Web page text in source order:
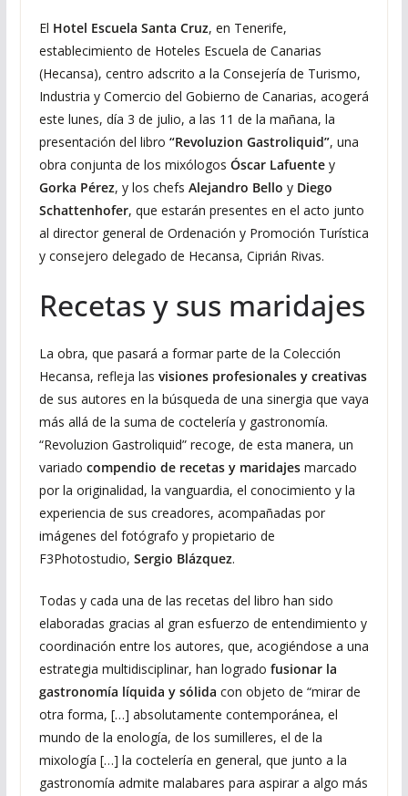
El Hotel Escuela Santa Cruz, en Tenerife,
establecimiento de Hoteles Escuela de Canarias
(Hecansa), centro adscrito a la Consejería de Turismo,
Industria y Comercio del Gobierno de Canarias, acogerá
este lunes, día 3 de julio, a las 11 de la mañana, la
presentación del libro “Revoluzion Gastroliquid”, una
obra conjunta de los mixólogos Óscar Lafuente y
Gorka Pérez, y los chefs Alejandro Bello y Diego
Schattenhofer, que estarán presentes en el acto junto
al director general de Ordenación y Promoción Turística
y consejero delegado de Hecansa, Ciprián Rivas.
Recetas y sus maridajes
La obra, que pasará a formar parte de la Colección
Hecansa, refleja las visiones profesionales y creativas
de sus autores en la búsqueda de una sinergia que vaya
más allá de la suma de coctelería y gastronomía.
“Revoluzion Gastroliquid” recoge, de esta manera, un
variado compendio de recetas y maridajesmarcado
por la originalidad, la vanguardia, el conocimiento y la
experiencia de sus creadores, acompañadas por
imágenes del fotógrafo y propietario de
F3Photostudio, Sergio Blázquez.
Todas y cada una de las recetas del libro han sido
elaboradas gracias al gran esfuerzo de entendimiento y
coordinación entre los autores, que, acogiéndose a una
estrategia multidisciplinar, han logrado fusionar la
gastronomía líquida y sólida con objeto de “mirar de
otra forma, […] absolutamente contemporánea, el
mundo de la enología, de los sumilleres, el de la
mixología […] la coctelería en general, que junto a la
gastronomía admite malabares para aspirar a algo más